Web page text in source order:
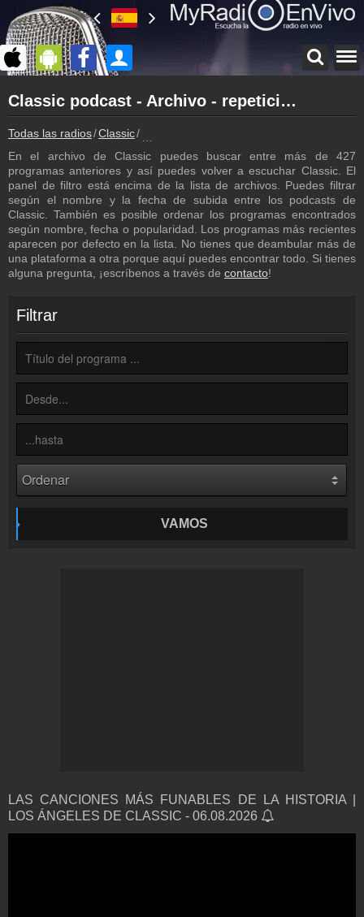
myradioenvivo.mx
Classic
Atrás a la página de Classic
Inicio de sesión
¡Crea una cuenta propia!
Lista de canciones
Descubre lo que ha sonado hasta ahora
Emisoras
Classic frecuencia
¡Escríbenos!
Colaboración
¡Envía tu radio!
Inserción de la radio
Inclúyelo a tu sitio web
Classic podcast - Archivo - repetición de los programas
Todas las radios Classic
En el archivo de Classic puedes buscar entre más de 427
programas anteriores y así puedes volver a escuchar Classic. El
panel de filtro está encima de la lista de archivos. Puedes filtrar
según el nombre y la fecha de subida entre los podcasts de
Classic. También es posible ordenar los programas encontrados
según nombre, fecha o popularidad. Los programas más recientes
aparecen por defecto en la lista. No tienes que deambular más de
una plataforma a otra porque aquí puedes encontrar todo. Si tienes
alguna pregunta, ¡escríbenos a través de contacto!
Filtrar
VAMOS
LAS CANCIONES MÁS FUNABLES DE LA HISTORIA |
LOS ÁNGELES DE CLASSIC - 06.08.2026